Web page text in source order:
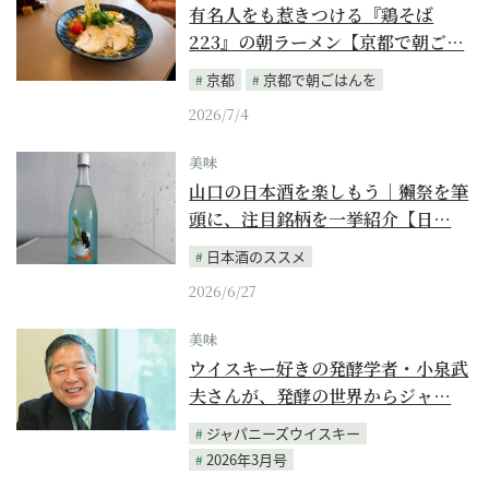
有名人をも惹きつける『鶏そば
223』の朝ラーメン【京都で朝ご…
京都
京都で朝ごはんを
2026/7/4
美味
山口の日本酒を楽しもう｜獺祭を筆
頭に、注目銘柄を一挙紹介【日…
日本酒のススメ
2026/6/27
美味
ウイスキー好きの発酵学者・小泉武
夫さんが、発酵の世界からジャ…
ジャパニーズウイスキー
2026年3月号